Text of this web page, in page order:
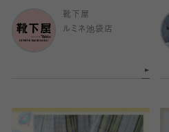
靴下屋
ルミネ池袋店